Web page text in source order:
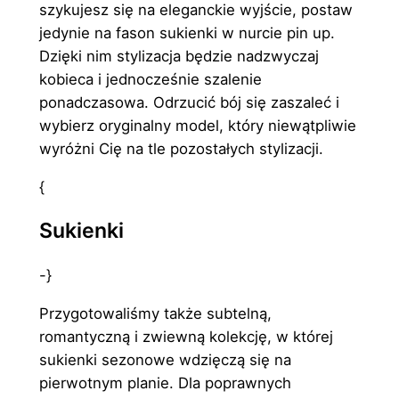
szykujesz się na eleganckie wyjście, postaw
jedynie na fason sukienki w nurcie pin up.
Dzięki nim stylizacja będzie nadzwyczaj
kobieca i jednocześnie szalenie
ponadczasowa. Odrzucić bój się zaszaleć i
wybierz oryginalny model, który niewątpliwie
wyróżni Cię na tle pozostałych stylizacji.
{
Sukienki
-}
Przygotowaliśmy także subtelną,
romantyczną i zwiewną kolekcję, w której
sukienki sezonowe wdzięczą się na
pierwotnym planie. Dla poprawnych